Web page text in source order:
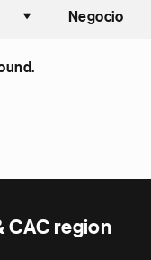
Ordenar
Negocio
CAC region